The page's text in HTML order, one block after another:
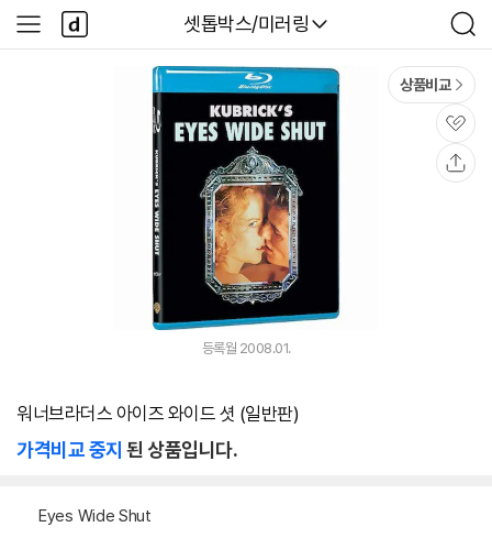
다나와
셋톱박스/미러링
검
색
사
이
다
나
와
상품비교
관
심
등록월 2008.01.
워너브라더스 아이즈 와이드 셧 (일반판)
가격비교 중지 된 상품입니다.
Eyes Wide Shut